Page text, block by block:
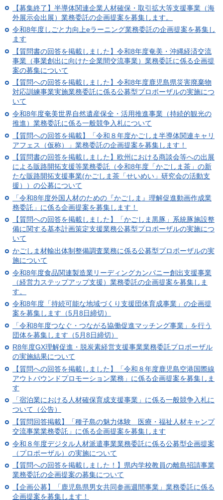
【募集終了】半導体関連企業人材確保・取引拡大等支援事業（海
外展示会出展）業務委託の企画提案を募集します。
令和8年度しごと力向上eラーニング業務委託の企画提案を募集し
ます
【質問書の回答を掲載しました】令和8年度奄美・沖縄経済交流
事業（事業創出に向けた企業間交流事業）業務委託に係る企画提
案の募集について
【質問への回答を掲載しました】令和8年度鹿児島県災害廃棄物
対応訓練事業実施業務委託に係る公募型プロポーザルの実施につ
いて
令和8年度奄美世界自然遺産保全・活用推進事業（持続的観光の
推進）業務委託に係る一般競争入札について
【質問への回答を掲載】「令和８年度かごしま半導体関連キャリ
アフェス（仮称）」業務委託の企画提案を募集します！
【質問書の回答を掲載しました】欧州における商談会等への出展
による販路開拓支援等業務委託（令和8年度「かごしま茶」の新
たな販路開拓支援事業(かごしま茶「せいめい」研究会の活動支
援））の公募について
「令和8年度外国人材のための『かごしま』理解促進動画作成業
務委託」に係る企画提案を募集します！
【質問への回答を掲載しました】「かごしま黒豚」系統豚施設整
備に関する基本計画策定支援業務公募型プロポーザルの実施につ
いて
かごしま材輸出体制整備調査業務に係る公募型プロポーザルの実
施について
令和8年度食品関連製造業リーディングカンパニー創出支援事業
（経営力ステップアップ支援）業務委託の企画提案を募集しま
す。
令和8年度「持続可能な地域づくり支援団体育成事業」の企画提
案を募集します（5月8日締切）
「令和8年度つなぐ・つながる協働促進マッチング事業」を行う
団体を募集します（5月8日締切）
R8年度GX理解促進・脱炭素経営支援事業業務委託プロポーザル
の実施結果について
【質問への回答を掲載しました】「令和８年度鹿児島空港国際線
アウトバウンドプロモーション業務」に係る企画提案を募集しま
す
「宿泊業における人材確保育成支援事業」に係る一般競争入札に
ついて（公告）
【質問回答掲載】「種子島の魅力体験 医療・福祉人材キャンプ
交流事業業務委託」に係る企画提案を募集します
令和８年度デジタル人材派遣事業業務委託に係る公募型企画提案
（プロポーザル）の実施について
【質問への回答を掲載しました！】県内学校教員の離島招請事業
業務委託の企画提案の募集について
【企画公募】「鹿児島県男女共同参画週間事業」業務委託に係る
企画提案を募集します！